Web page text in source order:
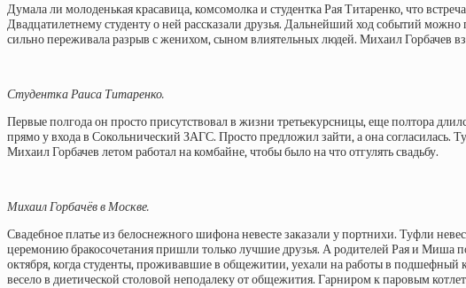
Думала ли молоденькая красавица, комсомолка и студентка Рая Титаренко, что
Двадцатилетнему студенту о ней рассказали друзья. Дальнейший ход событий
сильно переживала разрыв с женихом, сыном влиятельных людей. Михаил Горбачев
Студентка Раиса Титаренко.
Первые полгода он просто присутствовал в жизни третьекурсницы, еще полтора
прямо у входа в Сокольнический ЗАГС. Просто предложил зайти, а она согласилась.
Михаил Горбачев летом работал на комбайне, чтобы было на что отгулять свадьбу.
Михаил Горбачёв в Москве.
Свадебное платье из белоснежного шифона невесте заказали у портнихи. Туфли
церемонию бракосочетания пришли только лучшие друзья. А родителей Рая и Миша
октября, когда студенты, проживавшие в общежитии, уехали на работы в подшефный
весело в диетической столовой неподалеку от общежития. Гарниром к паровым